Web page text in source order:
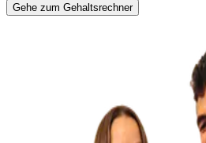
Gehe zum Gehaltsrechner